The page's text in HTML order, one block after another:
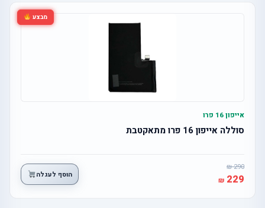
מבצע
אייפון 16 פרו
סוללה אייפון 16 פרו מתאקטבת
290
229 הוסף לעגלה